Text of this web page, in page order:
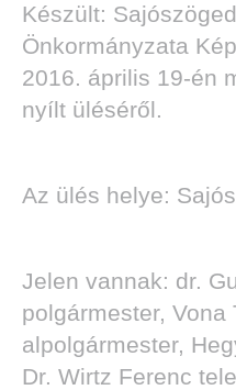
Készült:
Önkormányzata
2016. április 19-én
nyílt üléséről.
Az ülés helye:
Jelen vannak: dr.
polgármester, Vona
alpolgármester,
Dr. Wirtz Ferenc